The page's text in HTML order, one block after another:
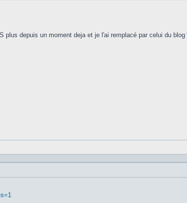
plus depuis un moment deja et je l'ai remplacé par celui du blog